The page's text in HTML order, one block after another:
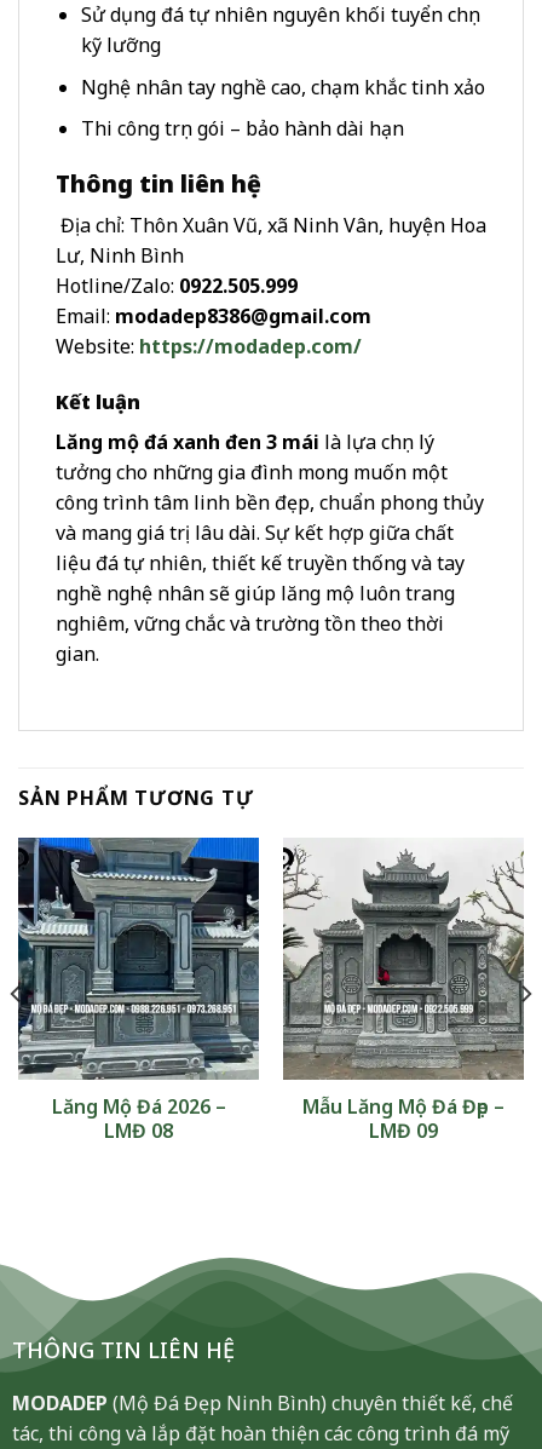
Sử dụng đá tự nhiên nguyên khối tuyển chọn
kỹ lưỡng
Nghệ nhân tay nghề cao, chạm khắc tinh xảo
Thi công trọn gói – bảo hành dài hạn
Thông tin liên hệ
Địa chỉ: Thôn Xuân Vũ, xã Ninh Vân, huyện Hoa
Lư, Ninh Bình
Hotline/Zalo: 0922.505.999
Email: modadep8386@gmail.com
Website: https://modadep.com/
Kết luận
Lăng mộ đá xanh đen 3 mái là lựa chọn lý
tưởng cho những gia đình mong muốn một
công trình tâm linh bền đẹp, chuẩn phong thủy
và mang giá trị lâu dài. Sự kết hợp giữa chất
liệu đá tự nhiên, thiết kế truyền thống và tay
nghề nghệ nhân sẽ giúp lăng mộ luôn trang
nghiêm, vững chắc và trường tồn theo thời
gian.
SẢN PHẨM TƯƠNG TỰ
Lăng Mộ Đá 2026 –
LMĐ 08
Mẫu Lăng Mộ Đá Đẹp –
LMĐ 09
THÔNG TIN LIÊN HỆ
MODADEP (Mộ Đá Đẹp Ninh Bình) chuyên thiết kế, chế
tác, thi công và lắp đặt hoàn thiện các công trình đá mỹ